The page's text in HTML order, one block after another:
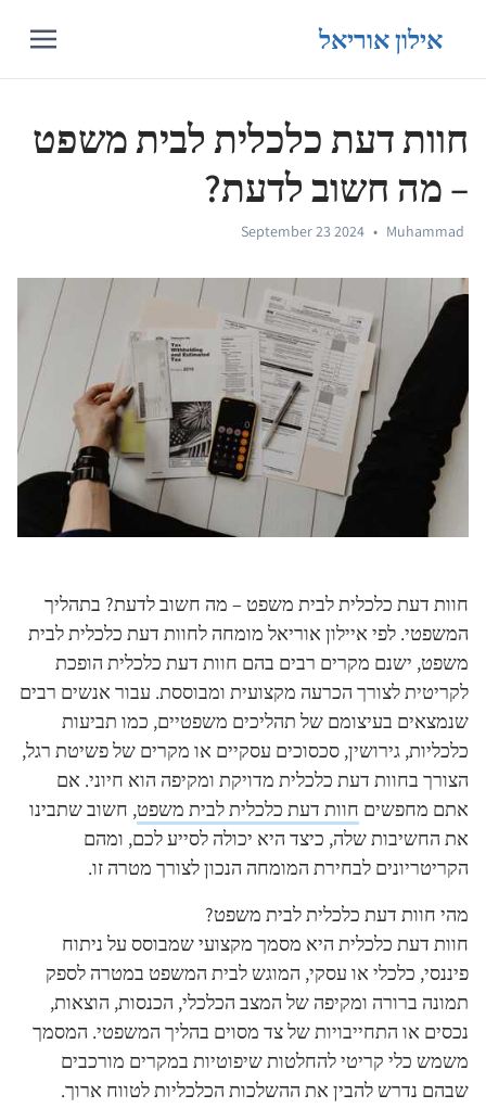
אילון אוריאל
חוות דעת כלכלית לבית משפט
– מה חשוב לדעת?
September 23 2024 • Muhammad
חוות דעת כלכלית לבית משפט – מה חשוב לדעת? בתהליך
המשפטי. לפי איילון אוריאל מומחה לחוות דעת כלכלית לבית
משפט, ישנם מקרים רבים בהם חוות דעת כלכלית הופכת
לקריטית לצורך הכרעה מקצועית ומבוססת. עבור אנשים רבים
שנמצאים בעיצומם של תהליכים משפטיים, כמו תביעות
כלכליות, גירושין, סכסוכים עסקיים או מקרים של פשיטת רגל,
הצורך בחוות דעת כלכלית מדויקת ומקיפה הוא חיוני. אם
אתם מחפשים חוות דעת כלכלית לבית משפט, חשוב שתבינו
את החשיבות שלה, כיצד היא יכולה לסייע לכם, ומהם
הקריטריונים לבחירת המומחה הנכון לצורך מטרה זו.
מהי חוות דעת כלכלית לבית משפט?
חוות דעת כלכלית היא מסמך מקצועי שמבוסס על ניתוח
פיננסי, כלכלי או עסקי, המוגש לבית המשפט במטרה לספק
תמונה ברורה ומקיפה של המצב הכלכלי, הכנסות, הוצאות,
נכסים או התחייבויות של צד מסוים בהליך המשפטי. המסמך
משמש כלי קריטי להחלטות שיפוטיות במקרים מורכבים
שבהם נדרש להבין את ההשלכות הכלכליות לטווח ארוך.